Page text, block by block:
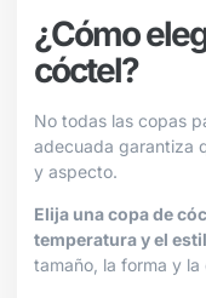
¿Cómo
cóctel?
No todas las copas
adecuada garantiza
y aspecto.
Elija una copa de
temperatura y el
tamaño, la forma y